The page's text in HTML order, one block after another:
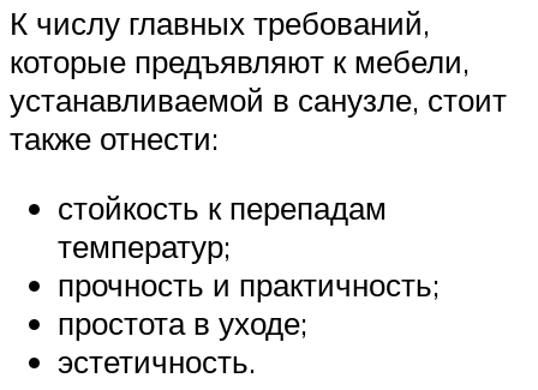
К числу главных требований,
которые предъявляют к мебели,
устанавливаемой в санузле, стоит
также отнести:
стойкость к перепадам
температур;
прочность и практичность;
простота в уходе;
эстетичность.